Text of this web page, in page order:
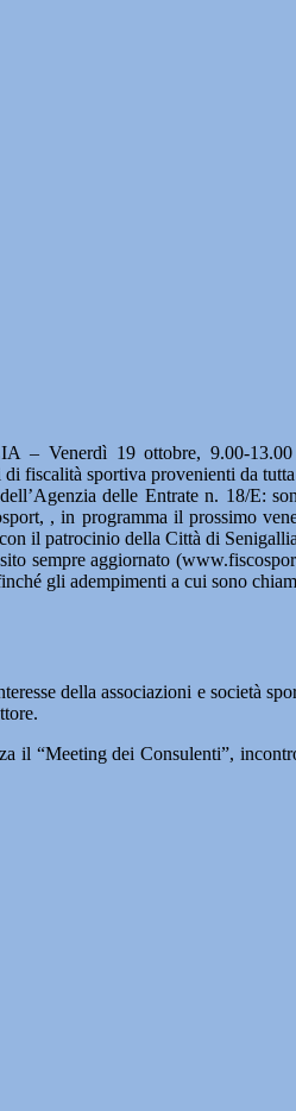
– Venerdì 19 ottobre, 9.00-
fiscalità sportiva provenienti da
delle Entrate n. 18/E:
, in programma il prossimo
il patrocinio della Città di
sempre aggiornato
gli adempimenti a cui sono
della associazioni e società
il “Meeting dei Consulenti”,